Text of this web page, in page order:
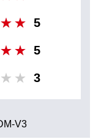
5
5
3
V3